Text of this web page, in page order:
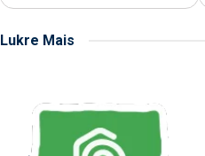
Lukre Mais